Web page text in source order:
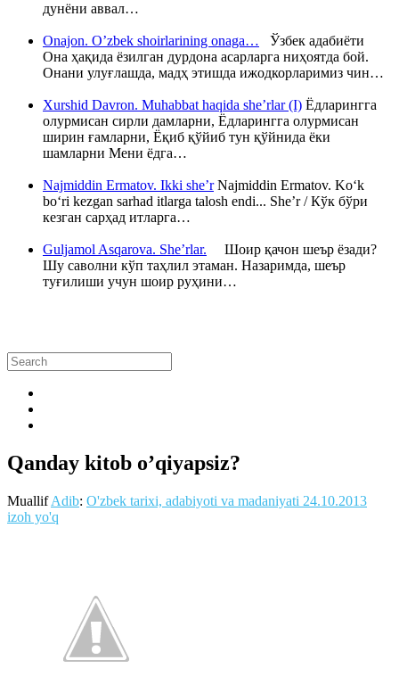
дунёни аввал…
Onajon. O’zbek shoirlarining onaga… Ўзбек адабиёти
Она ҳақида ёзилган дурдона асарларга ниҳоятда бой.
Онани улуғлашда, мадҳ этишда ижодкорларимиз чин…
Xurshid Davron. Muhabbat haqida she’rlar (I) Ёдларингга
олурмисан сирли дамларни, Ёдларингга олурмисан
ширин ғамларни, Ёқиб қўйиб тун қўйнида ёки
шамларни Мени ёдга…
Najmiddin Ermatov. Ikki she’rNajmiddin Ermatov. Ko‘k
bo‘ri kezgan sarhad itlarga talosh endi... She’r / Кўк бўри
кезган сарҳад итларга…
Guljamol Asqarova. She’rlar. Шоир қачон шеър ёзади?
Шу саволни кўп таҳлил этаман. Назаримда, шеър
туғилиши учун шоир руҳини…
Qanday kitob o’qiyapsiz?
MuallifAdib: O'zbek tarixi, adabiyoti va madaniyati 24.10.2013
izoh yo'q